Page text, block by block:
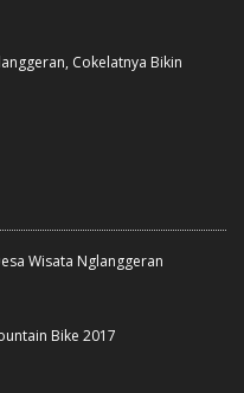
Cokelatnya Bikin
Wisata Nglanggeran
Bike 2017